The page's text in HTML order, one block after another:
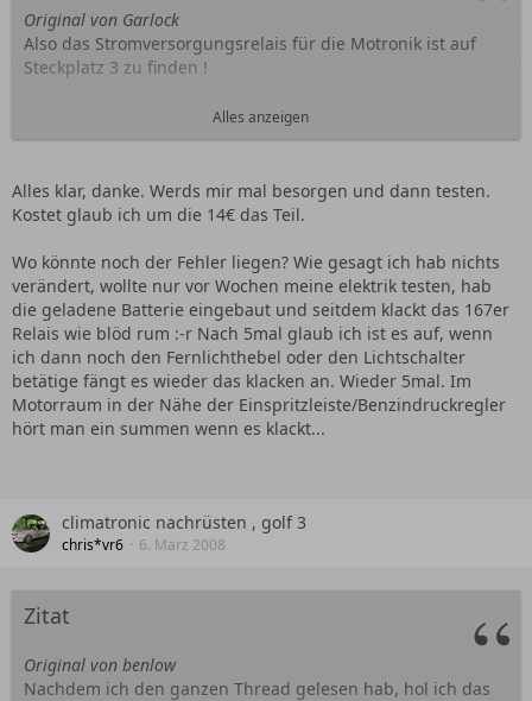
Original von Garlock
Also das Stromversorgungsrelais für die Motronik ist auf
Steckplatz 3 zu finden !
Dieses Relais gab es aber nur bis Bj. 95 beim VR6 ab Bj. 95
ist es entfallen !
Das Relais hat folgende Nummer : 1J0 906 381 A
Alles anzeigen
Alles klar, danke. Werds mir mal besorgen und dann testen.
Kostet glaub ich um die 14€ das Teil.
Wo könnte noch der Fehler liegen? Wie gesagt ich hab nichts
verändert, wollte nur vor Wochen meine elektrik testen, hab
die geladene Batterie eingebaut und seitdem klackt das 167er
Relais wie blöd rum :-r Nach 5mal glaub ich ist es auf, wenn
ich dann noch den Fernlichthebel oder den Lichtschalter
betätige fängt es wieder das klacken an. Wieder 5mal. Im
Motorraum in der Nähe der Einspritzleiste/Benzindruckregler
hört man ein summen wenn es klackt...
climatronic nachrüsten , golf 3
chris*vr6 6. März 2008
Zitat
Original von benlow
Nachdem ich den ganzen Thread gelesen hab, hol ich das